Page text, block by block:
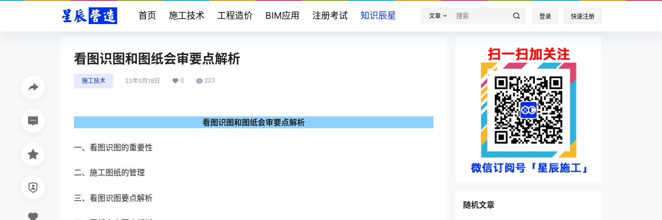
首页 施工技术 工程造价 BIM应用 注册考试 知识辰星 文章 登录 快速注册
看图识图和图纸会审要点解析
施工技术 23年5月18日 0 223
看图识图和图纸会审要点解析
一、看图识图的重要性
二、施工图纸的管理
三、看图识图要点解析
随机文章